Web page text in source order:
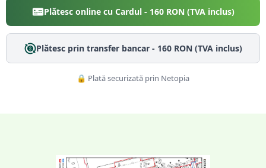
Plătesc online cu Cardul - 160RON (TVA inclus)
Plătesc prin transfer bancar - 160RON (TVA inclus)
🔒 Plată securizată prin Netopia